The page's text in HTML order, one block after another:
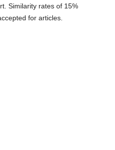
Similarity rates of 15%
for articles.